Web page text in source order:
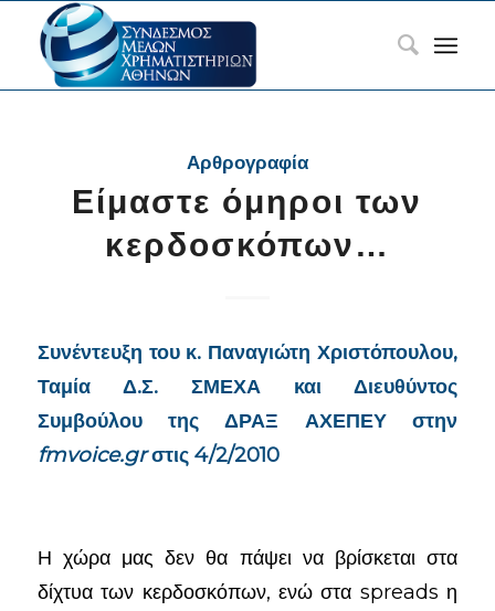
Αρθρογραφία
Είμαστε όμηροι των
κερδοσκόπων…
Συνέντευξη του κ. Παναγιώτη Χριστόπουλου,
Ταμία Δ.Σ. ΣΜΕΧΑ και Διευθύντος
Συμβούλου της ΔΡΑΞ ΑΧΕΠΕΥ στην
fmvoice.grστις 4/2/2010
Η χώρα μας δεν θα πάψει να βρίσκεται στα
δίχτυα των κερδοσκόπων, ενώ στα spreads η